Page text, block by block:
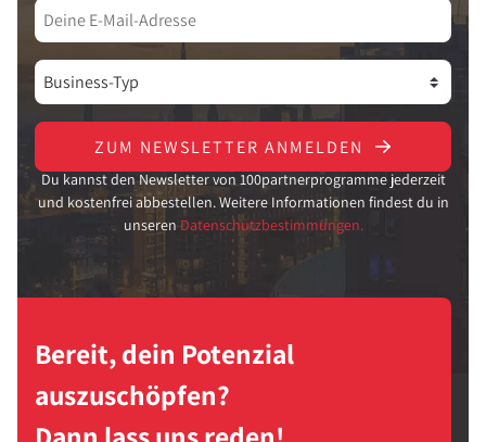
ZUM NEWSLETTER ANMELDEN
Du kannst den Newsletter von 100partnerprogramme jederzeit
und kostenfrei abbestellen. Weitere Informationen findest du in
unseren Datenschutzbestimmungen.
Bereit, dein Potenzial
auszuschöpfen?